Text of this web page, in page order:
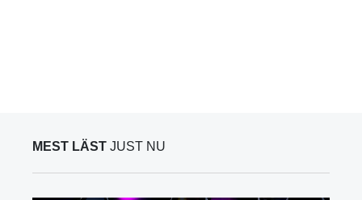
MEST LÄST JUST NU